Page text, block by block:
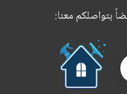
بتواصلكم معنا:
تابعنا